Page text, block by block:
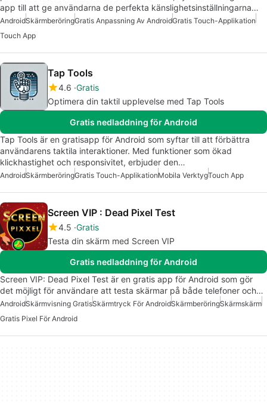
app till att ge användarna de perfekta känslighetsinställningarna…
AndroidSkärmberöringGratis Anpassning Av AndroidGratis Touch-Applikation
Touch App
Tap Tools
4.6 Gratis
Optimera din taktil upplevelse med Tap Tools
Gratis nedladdning för Android
Tap Tools är en gratisapp för Android som syftar till att förbättra
användarens taktila interaktioner. Med funktioner som ökad
klickhastighet och responsivitet, erbjuder den…
AndroidSkärmberöringGratis Touch-ApplikationMobila VerktygTouch App
Screen VIP : Dead Pixel Test
4.5 Gratis
Testa din skärm med Screen VIP
Gratis nedladdning för Android
Screen VIP: Dead Pixel Test är en gratis app för Android som gör
det möjligt för användare att testa skärmar på både telefoner och…
AndroidSkärmvisning GratisSkärmtryck För AndroidSkärmberöringSkärmskärm
Gratis Pixel För Android